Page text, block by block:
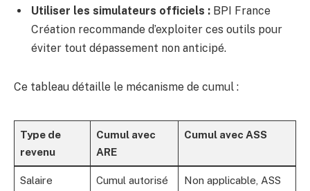
Utiliser les simulateurs officiels : BPI France
Création recommande d’exploiter ces outils pour
éviter tout dépassement non anticipé.
Ce tableau détaille le mécanisme de cumul :
Type de
revenu
Cumul avec
ARE
Cumul avec ASS
Salaire
Cumul autorisé
Non applicable, ASS